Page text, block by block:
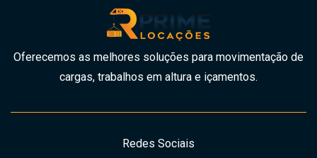
Oferecemos as melhores soluções para movimentação de
cargas, trabalhos em altura e içamentos.
Redes Sociais